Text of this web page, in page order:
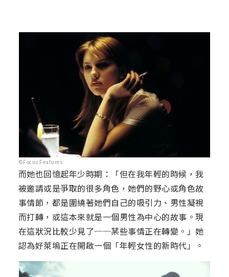
©Focus Features
而她也回憶起年少時期：「但在我年輕的時候，我
被邀請或是爭取的很多角色，她們的野心或角色故
事情節，都是圍繞著她們自己的吸引力、男性凝視
而打轉，或這本來就是一個男性為中心的故事。現
在這狀況比較少見了──某些事情正在轉變。」她
認為好萊塢正在開啟一個「年輕女性的新時代」。